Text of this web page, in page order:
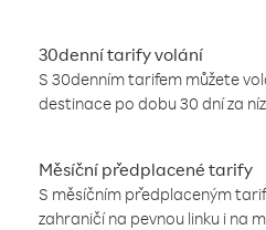
30denní tarify volání
S 30denním tarifem můžete
destinace po dobu 30 dní za
Měsíční předplacené tarify
S měsíčním předplaceným
zahraničí na pevnou linku i na